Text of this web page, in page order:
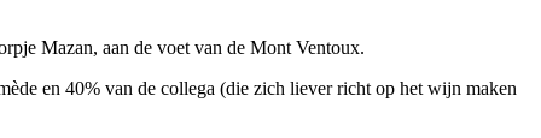
Mazan, aan de voet van de Mont Ventoux.
en 40% van de collega (die zich liever richt op het wijn maken